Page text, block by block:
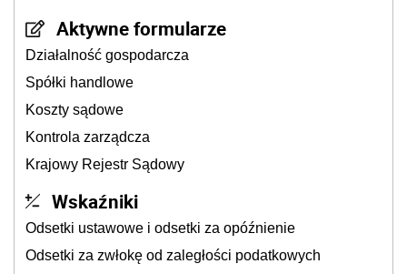
Aktywne formularze
Działalność gospodarcza
Spółki handlowe
Koszty sądowe
Kontrola zarządcza
Krajowy Rejestr Sądowy
Wskaźniki
Odsetki ustawowe i odsetki za opóźnienie
Odsetki za zwłokę od zaległości podatkowych